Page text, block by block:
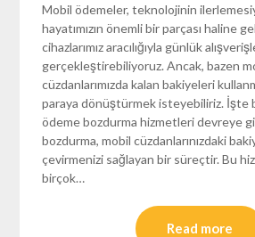
Mobil ödemeler, teknolojinin
hayatımızın önemli bir parçası haline
cihazlarımız aracılığıyla günlük
gerçekleştirebiliyoruz. Ancak, bazen
cüzdanlarımızda kalan bakiyeleri
paraya dönüştürmek isteyebiliriz. İşte
ödeme bozdurma hizmetleri devreye
bozdurma, mobil cüzdanlarınızdaki
çevirmenizi sağlayan bir süreçtir. Bu
birçok…
Read more